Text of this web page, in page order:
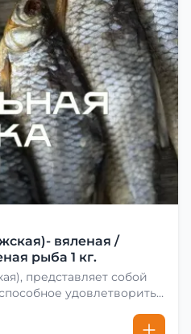
вяленая /
рыба 1 кг.
представляет собой
удовлетворить
сначала хорошо солят.